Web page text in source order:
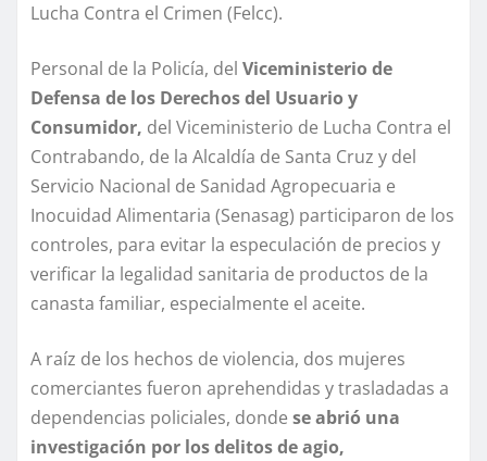
Lucha Contra el Crimen (Felcc).
Personal de la Policía, del Viceministerio de
Defensa de los Derechos del Usuario y
Consumidor, del Viceministerio de Lucha Contra el
Contrabando, de la Alcaldía de Santa Cruz y del
Servicio Nacional de Sanidad Agropecuaria e
Inocuidad Alimentaria (Senasag) participaron de los
controles, para evitar la especulación de precios y
verificar la legalidad sanitaria de productos de la
canasta familiar, especialmente el aceite.
A raíz de los hechos de violencia, dos mujeres
comerciantes fueron aprehendidas y trasladadas a
dependencias policiales, donde se abrió una
investigación por los delitos de agio,